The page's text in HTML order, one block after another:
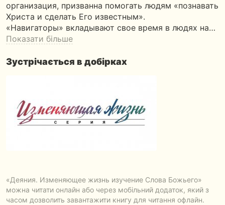
организация, призванна помогать людям «познавать
Христа и сделать Его известным».
«Навигаторы» вкладывают свое время в людях на…
Показати більше
Зустрічається в добірках
«Деяния. Изменяющее жизнь изучение Слова Божьего»
можна читати онлайн або через мобільний додаток, який з
часом дозволить завантажити книгу для читання офлайн.